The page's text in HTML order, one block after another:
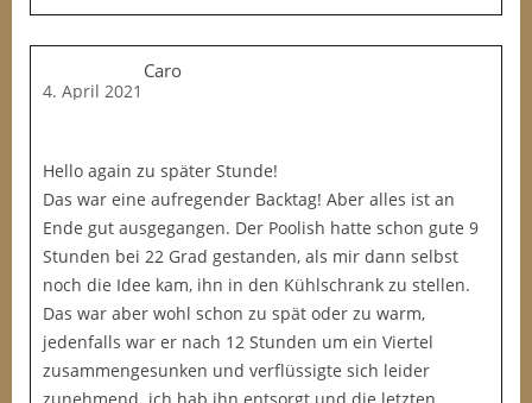
Caro
4. April 2021
Hello again zu später Stunde!
Das war eine aufregender Backtag! Aber alles ist an
Ende gut ausgegangen. Der Poolish hatte schon gute 9
Stunden bei 22 Grad gestanden, als mir dann selbst
noch die Idee kam, ihn in den Kühlschrank zu stellen.
Das war aber wohl schon zu spät oder zu warm,
jedenfalls war er nach 12 Stunden um ein Viertel
zusammengesunken und verflüssigte sich leider
zunehmend. ich hab ihn entsorgt und die letzten